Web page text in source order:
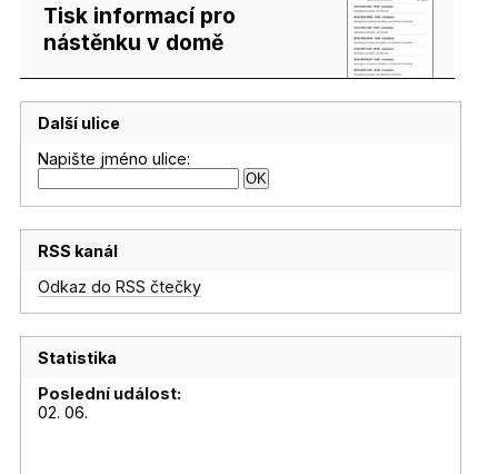
Tisk informací pro
nástěnku v domě
Další ulice
Napište jméno ulice:
RSS kanál
Odkaz do RSS čtečky
Statistika
Poslední událost:
02. 06.